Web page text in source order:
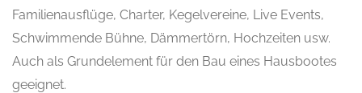
Familienausflüge, Charter, Kegelvereine, Live Events,
Schwimmende Bühne, Dämmertörn, Hochzeiten usw.
Auch als Grundelement für den Bau eines Hausbootes
geeignet.